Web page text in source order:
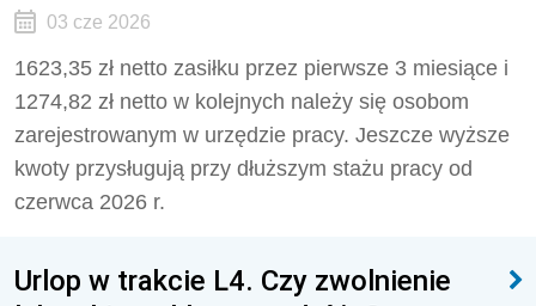
03 cze 2026
1623,35 zł netto zasiłku przez pierwsze 3 miesiące i
1274,82 zł netto w kolejnych należy się osobom
zarejestrowanym w urzędzie pracy. Jeszcze wyższe
kwoty przysługują przy dłuższym stażu pracy od
czerwca 2026 r.
Urlop w trakcie L4. Czy zwolnienie